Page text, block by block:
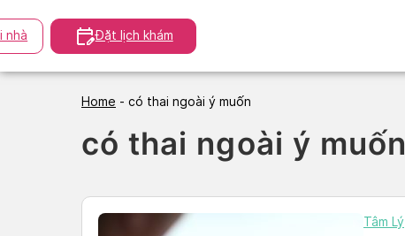
to
content
nhà Đặt lịch khám
Home - có thai ngoài ý muốn
có thai ngoài ý muốn
Tâm Lý